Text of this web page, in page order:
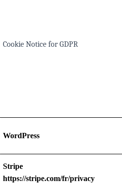
Cookie Notice for GDPR
WordPress
Stripe
https://stripe.com/fr/privacy